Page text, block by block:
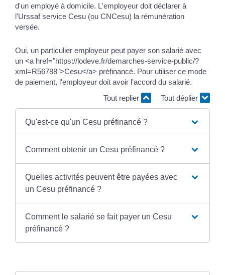
d'un employé à domicile. L'employeur doit déclarer à
l'Urssaf service Cesu (ou CNCesu) la rémunération
versée.
Oui, un particulier employeur peut payer son salarié avec
un <a href="https://lodeve.fr/demarches-service-public/?
xml=R56788">Cesu</a> préfinancé. Pour utiliser ce mode
de paiement, l'employeur doit avoir l'accord du salarié.
Tout replier
Tout déplier
Qu'est-ce qu'un Cesu préfinancé ?
Comment obtenir un Cesu préfinancé ?
Quelles activités peuvent être payées avec
un Cesu préfinancé ?
Comment le salarié se fait payer un Cesu
préfinancé ?